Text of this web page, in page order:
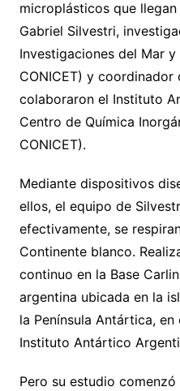
microplásticos que
Gabriel Silvestri,
Investigaciones del Mar
CONICET) y
colaboraron el Instituto
Centro de Química
CONICET).
Mediante dispositivos
ellos, el equipo de
efectivamente, se
Continente blanco.
continuo en la Base
argentina ubicada en la
la Península Antártica,
Instituto Antártico
Pero su estudio